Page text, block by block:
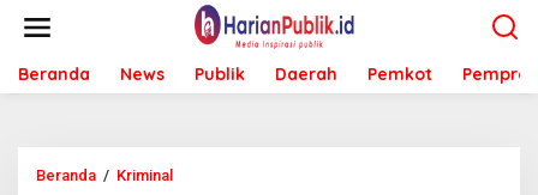
t
Beranda News Publik Daerah Pemkot Pemprov
Beranda / Kriminal